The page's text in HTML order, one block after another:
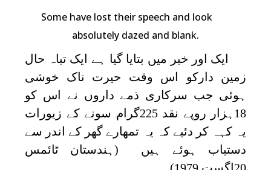
Some have lost their speech and look
absolutely dazed and blank.
ایک اور خبر میں بتایا گیا ہے ایک تباہ حال
زمین دارکو اس وقت حیرت ناک خوشی
ہوئی جب سرکاری ذمے داروں نے اس کو
18ہزار روپے نقد 225گرام سونے کے زیورات
یہ کہہ کر دئیے کہ یہ تمھارے گھر کے اندر سے
دستیاب ہوئے ہیں (ہندستان ٹائمس